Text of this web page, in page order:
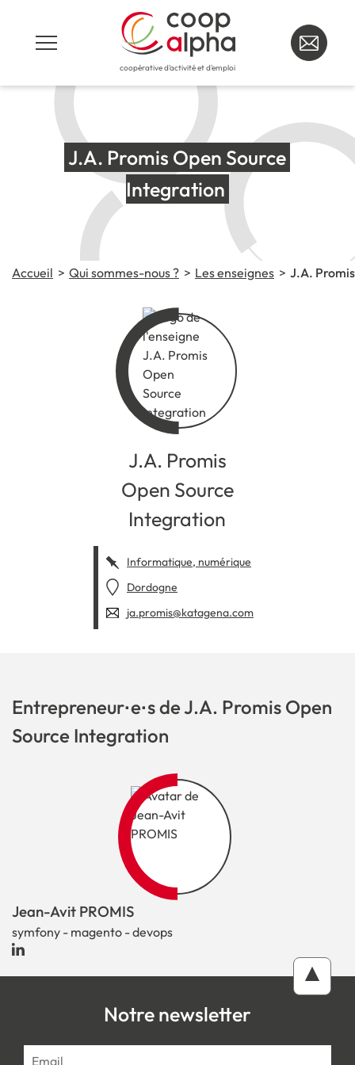
coopérative d'activité et d'emploi
J.A. Promis Open Source
Integration
Accueil Qui sommes-nous ? Les enseignes J.A.
J.A. Promis
Open Source
Integration
Informatique, numérique
Dordogne
ja.promis@katagena.com
Entrepreneur·e·s de J.A. Promis Open
Source Integration
Jean-Avit PROMIS
symfony - magento - devops
Notre newsletter